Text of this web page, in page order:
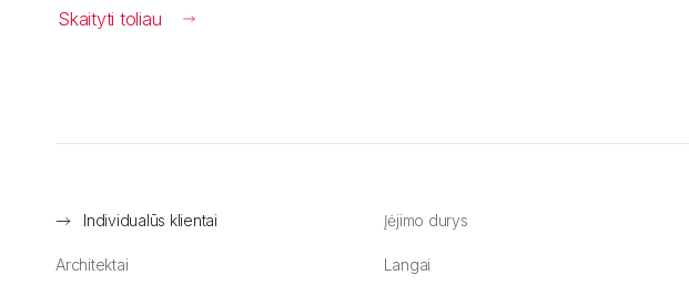
Skaityti toliau
Individualūs klientai
Architektai
Įėjimo durys
Langai